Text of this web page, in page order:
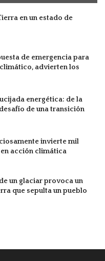
en un estado de
de emergencia para
advierten los
energética: de la
de una transición
invierte mil
acción climática
un glaciar provoca un
que sepulta un pueblo